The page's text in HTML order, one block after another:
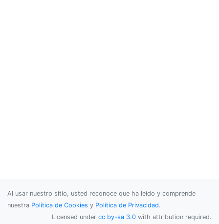
Al usar nuestro sitio, usted reconoce que ha leído y comprende
nuestra Política de Cookies y Política de Privacidad.
Licensed under cc by-sa 3.0 with attribution required.